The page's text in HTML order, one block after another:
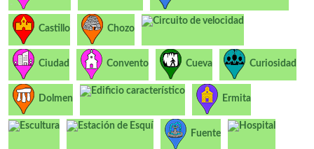
Castillo Chozo
Circuito de velocidad
Ciudad Convento Cueva Curiosidad
Dolmen
Edificio característico
Ermita
Escultura Estación de Esquí
Fuente
Hospital